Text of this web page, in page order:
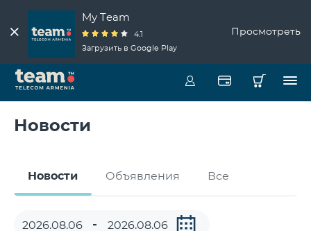
My Team
4.1
Загрузить в Google Play
Просмотреть
Новости
Новости Объявления Все